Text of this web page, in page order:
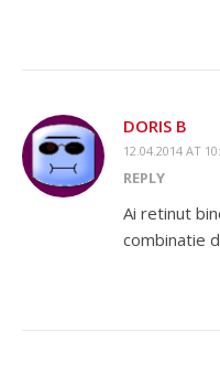
DORIS B
12.04.2014 AT
REPLY
Ai retinut
combinatie